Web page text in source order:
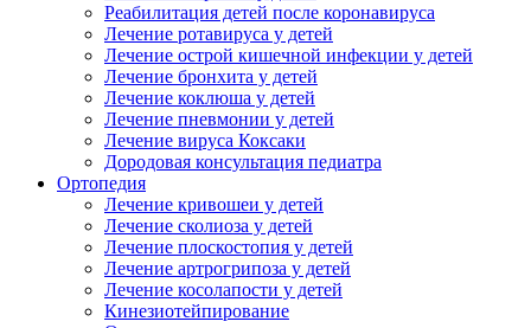
Реабилитация детей после коронавируса
Лечение ротавируса у детей
Лечение острой кишечной инфекции у детей
Лечение бронхита у детей
Лечение коклюша у детей
Лечение пневмонии у детей
Лечение вируса Коксаки
Дородовая консультация педиатра
Ортопедия
Лечение кривошеи у детей
Лечение сколиоза у детей
Лечение плоскостопия у детей
Лечение артрогрипоза у детей
Лечение косолапости у детей
Кинезиотейпирование